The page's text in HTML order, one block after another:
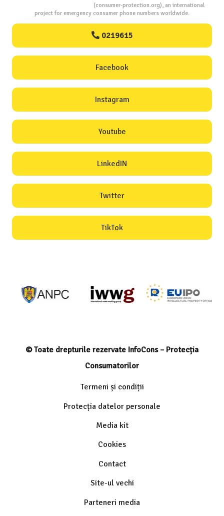
(consumer-protection.org), an international
project for emergency consumer phone numbers worldwide.
0219615
Facebook
Instagram
Youtube
LinkedIN
Twitter
TikTok
© Toate drepturile rezervate InfoCons – Protecția
Consumatorilor
Termeni și condiții
Protecția datelor personale
Media kit
Cookies
Contact
Site-ul vechi
Parteneri media